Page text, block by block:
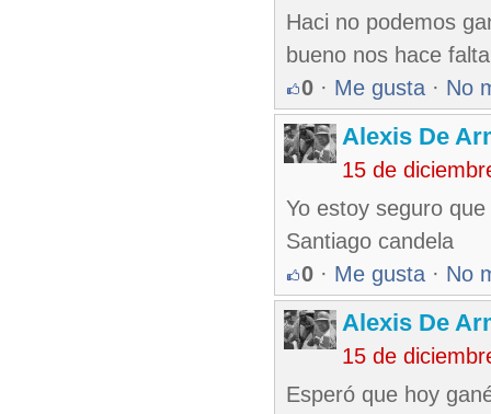
Haci no podemos
bueno nos hace
0 · Me gusta · No
Alexis De
15 de
Yo estoy seguro
Santiago candela
0 · Me gusta · No
Alexis De
15 de
Esperó que hoy